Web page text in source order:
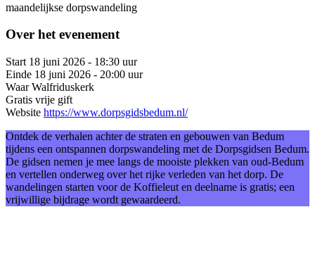
maandelijkse dorpswandeling
Over het evenement
Start 18 juni 2026 - 18:30 uur
Einde 18 juni 2026 - 20:00 uur
Waar Walfriduskerk
Gratis vrije gift
Website https://www.dorpsgidsbedum.nl/
Ontdek de verhalen achter de straten en gebouwen van Bedum
tijdens een ontspannen dorpswandeling met de Dorpsgidsen Bedum.
De gidsen nemen je mee langs de mooiste plekken van oud-Bedum
en vertellen onderweg over het rijke verleden van het dorp. De
wandelingen starten voor de Koffieleut en deelname is gratis; een
vrijwillige bijdrage wordt gewaardeerd.